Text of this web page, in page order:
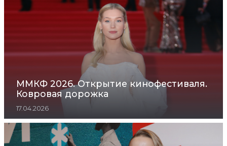
ММКФ 2026. Открытие кинофестиваля.
Ковровая дорожка
17.04.2026